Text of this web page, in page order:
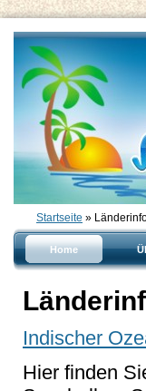
Startseite »
Home
Indischer
Hier finden